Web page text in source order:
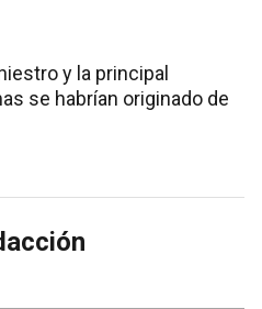
y la principal
se habrían originado de